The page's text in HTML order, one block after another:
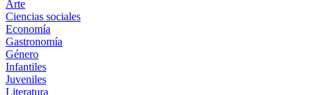
Arte
Ciencias sociales
Economía
Gastronomía
Género
Infantiles
Juveniles
Literatura